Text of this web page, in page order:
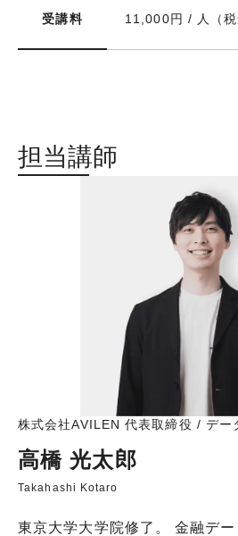
受講料 11,000円 / 人（税
担当講師
株式会社AVILEN 代表取締役 / デー
高橋 光太郎
Takahashi Kotaro
東京大学大学院修了。 金融デ